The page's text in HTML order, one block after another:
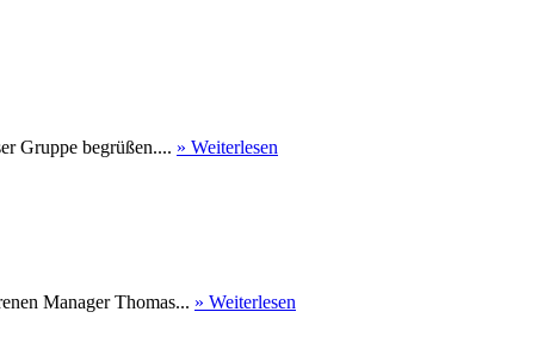
Gruppe begrüßen.... » Weiterlesen
Manager Thomas... » Weiterlesen